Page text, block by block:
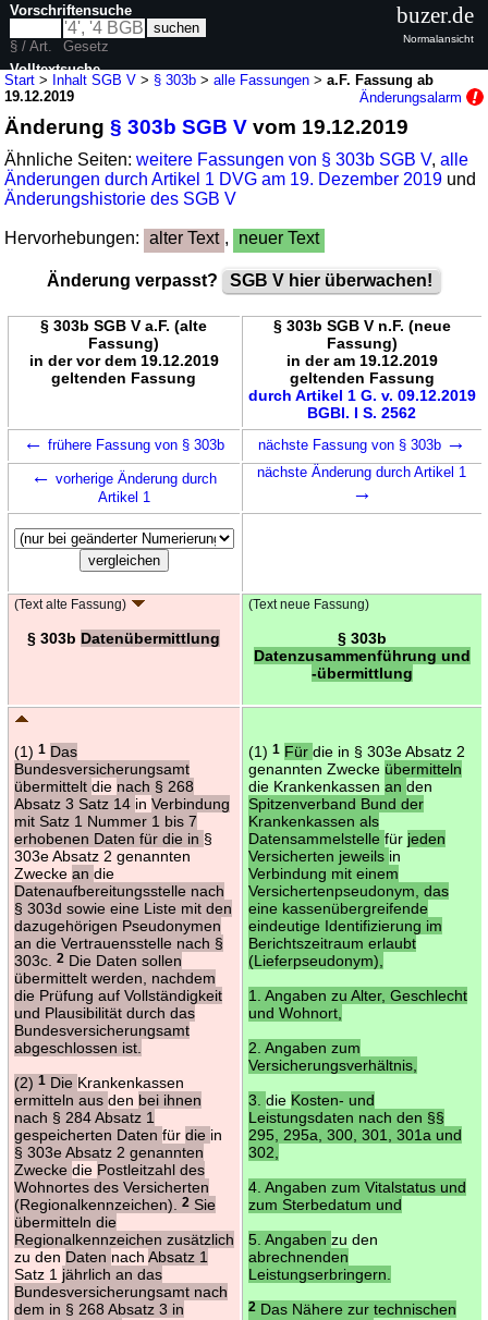
Start > Inhalt SGB V > § 303b >alle Fassungen >a.F. Fassung ab
19.12.2019
Änderungsalarm
Änderung§ 303b SGB V vom 19.12.2019
Ähnliche Seiten:weitere Fassungen von § 303b SGB V,alle
Änderungen durch Artikel 1 DVG am 19. Dezember 2019 und
Änderungshistorie des SGB V
Hervorhebungen: alter Text , neuer Text
Änderung verpasst? SGB V hier überwachen!
§ 303b SGB V a.F. (alte
Fassung)
in der vor dem 19.12.2019
geltenden Fassung
§ 303b SGB V n.F. (neue
Fassung)
in der am 19.12.2019
geltenden Fassung
durch Artikel 1 G. v. 09.12.2019
BGBl. I S. 2562
← frühere Fassung von § 303b nächste Fassung von § 303b →
← vorherige Änderung durch
Artikel 1
nächste Änderung durch Artikel 1
→
(Text alte Fassung)
§ 303b Datenübermittlung
(Text neue Fassung)
§ 303b
Datenzusammenführung und
-übermittlung
(1) 1 Das
Bundesversicherungsamt
übermittelt die nach § 268
Absatz 3 Satz 14 in Verbindung
mit Satz 1 Nummer 1 bis 7
erhobenen Daten für die in §
303e Absatz 2 genannten
Zwecke an die
Datenaufbereitungsstelle nach
§ 303d sowie eine Liste mit den
dazugehörigen Pseudonymen
an die Vertrauensstelle nach §
303c.
2Die Daten sollen
übermittelt werden, nachdem
die Prüfung auf Vollständigkeit
und Plausibilität durch das
Bundesversicherungsamt
abgeschlossen ist.
(2) 1Die Krankenkassen
ermitteln aus den bei ihnen
nach § 284 Absatz 1
gespeicherten Daten für die in
§ 303e Absatz 2 genannten
Zwecke die Postleitzahl des
Wohnortes des Versicherten
(Regionalkennzeichen).
2Sie
übermitteln die
Regionalkennzeichen zusätzlich
zu den Daten nach Absatz 1
Satz 1 jährlich an das
Bundesversicherungsamt nach
dem in § 268 Absatz 3 in
(1) 1 Für die in § 303e Absatz 2
genannten Zwecke übermitteln
die Krankenkassen an den
Spitzenverband Bund der
Krankenkassen als
Datensammelstelle für jeden
Versicherten jeweils in
Verbindung mit einem
Versichertenpseudonym, das
eine kassenübergreifende
eindeutige Identifizierung im
Berichtszeitraum erlaubt
(Lieferpseudonym),
1. Angaben zu Alter, Geschlecht
und Wohnort,
2. Angaben zum
Versicherungsverhältnis,
3. die Kosten- und
Leistungsdaten nach den §§
295, 295a, 300, 301, 301a und
302,
4. Angaben zum Vitalstatus und
zum Sterbedatum und
5. Angaben zu den
abrechnenden
Leistungserbringern.
2Das Nähere zur technischen
Vorschriftensuche
§ / Art.
Gesetz
Volltextsuche
buzer.de
Normalansicht